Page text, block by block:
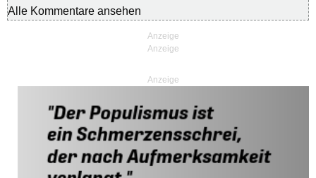
Alle Kommentare ansehen
Anzeige